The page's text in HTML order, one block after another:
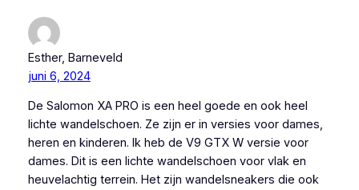
Esther, Barneveld
juni 6, 2024
De Salomon XA PRO is een heel goede en ook heel
lichte wandelschoen. Ze zijn er in versies voor dames,
heren en kinderen. Ik heb de V9 GTX W versie voor
dames. Dit is een lichte wandelschoen voor vlak en
heuvelachtig terrein. Het zijn wandelsneakers die ook